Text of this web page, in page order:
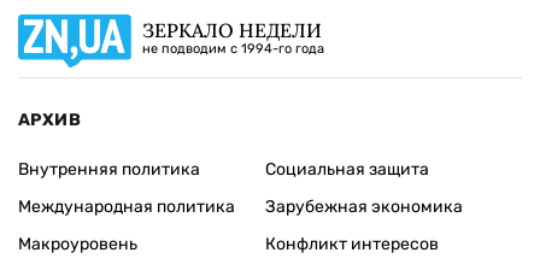
ЗЕРКАЛО НЕДЕЛИ
не подводим с 1994-го года
АРХИВ
Внутренняя политика
Международная политика
Макроуровень
Социальная защита
Зарубежная экономика
Конфликт интересов